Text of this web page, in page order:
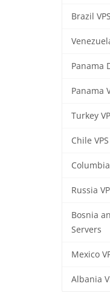
Brazil
Panama
Panama
Turkey
Chile
Russia
Bosnia
Servers
Mexico
Albania